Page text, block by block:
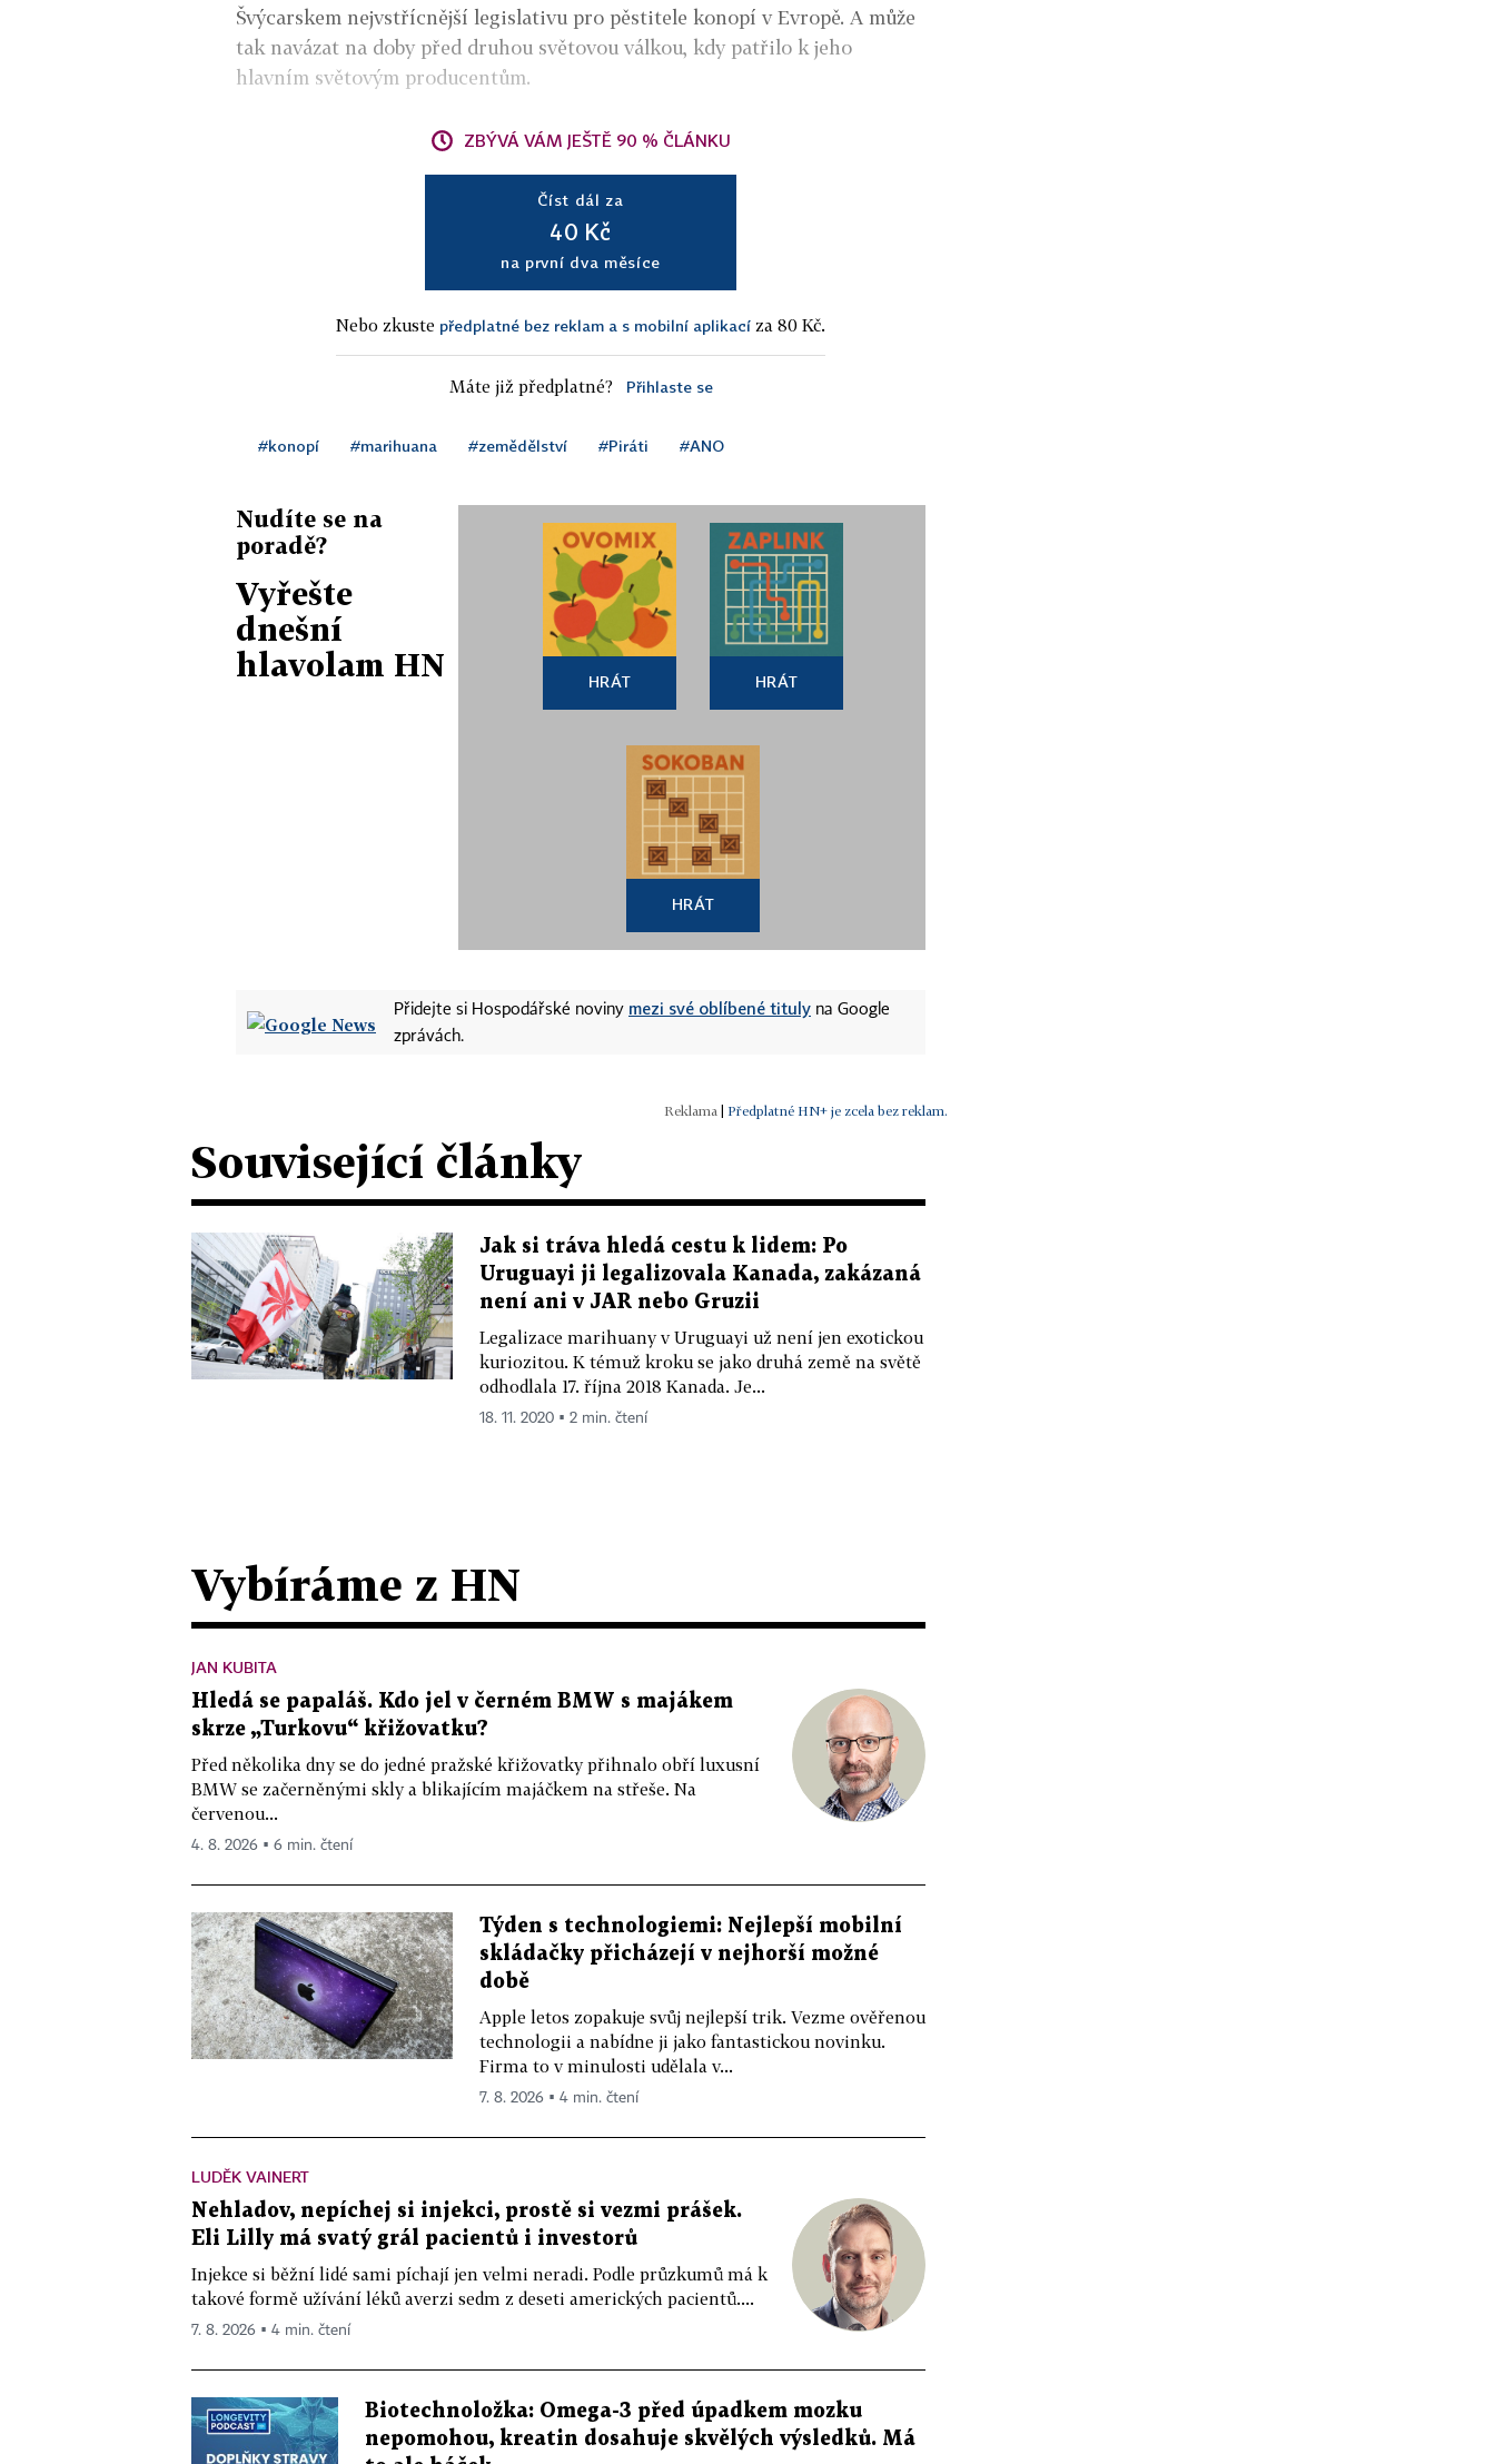
Švýcarskem nejvstřícnější legislativu pro pěstitele konopí v Evropě. A může
tak navázat na doby před druhou světovou válkou, kdy patřilo k jeho
hlavním světovým producentům.
ZBÝVÁ VÁM JEŠTĚ 90 % ČLÁNKU
Číst dál za
40 Kč
na první dva měsíce
Nebo zkuste předplatné bez reklam a s mobilní aplikací za 80 Kč.
Máte již předplatné? Přihlaste se
#konopí #marihuana #zemědělství #Piráti #ANO
Nudíte se na
poradě?
Vyřešte
dnešní
hlavolam HN
HRÁT HRÁT
HRÁT
Přidejte si Hospodářské noviny mezi své oblíbené tituly na Google
zprávách.
| Předplatné HN+ je zcela bez reklam.
Související články
Jak si tráva hledá cestu k lidem: Po
Uruguayi ji legalizovala Kanada, zakázaná
není ani v JAR nebo Gruzii
Legalizace marihuany v Uruguayi už není jen exotickou
kuriozitou. K témuž kroku se jako druhá země na světě
odhodlala 17. října 2018 Kanada. Je...
18. 11. 2020 ▪ 2 min. čtení
Vybíráme z HN
JAN KUBITA
Hledá se papaláš. Kdo jel v černém BMW s majákem
skrze „Turkovu“ křižovatku?
Před několika dny se do jedné pražské křižovatky přihnalo obří luxusní
BMW se začerněnými skly a blikajícím majáčkem na střeše. Na
červenou...
4. 8. 2026 ▪ 6 min. čtení
Týden s technologiemi: Nejlepší mobilní
skládačky přicházejí v nejhorší možné
době
Apple letos zopakuje svůj nejlepší trik. Vezme ověřenou
technologii a nabídne ji jako fantastickou novinku.
Firma to v minulosti udělala v...
7. 8. 2026 ▪ 4 min. čtení
LUDĚK VAINERT
Nehladov, nepíchej si injekci, prostě si vezmi prášek.
Eli Lilly má svatý grál pacientů i investorů
Injekce si běžní lidé sami píchají jen velmi neradi. Podle průzkumů má k
takové formě užívání léků averzi sedm z deseti amerických pacientů....
7. 8. 2026 ▪ 4 min. čtení
Biotechnoložka: Omega-3 před úpadkem mozku
nepomohou, kreatin dosahuje skvělých výsledků. Má